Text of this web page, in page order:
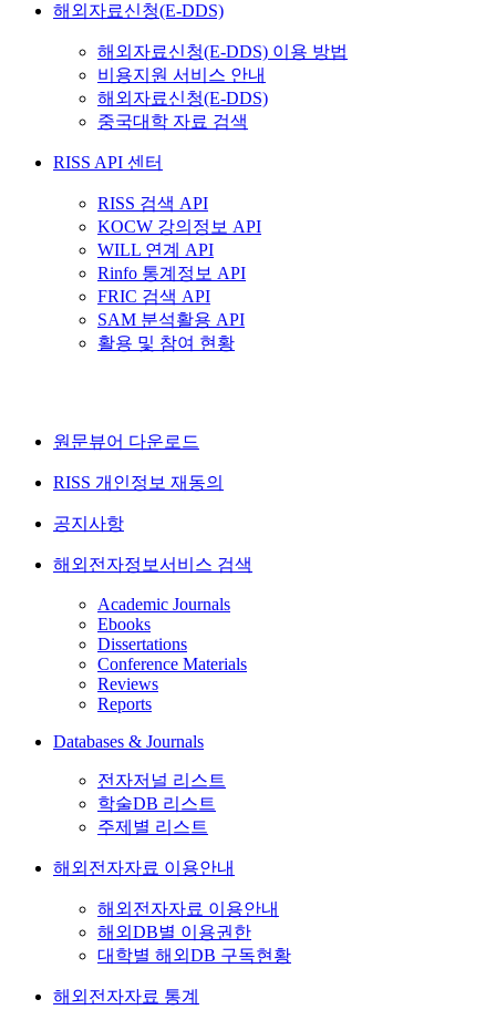
해외자료신청(E-DDS)
해외자료신청(E-DDS) 이용 방법
비용지원 서비스 안내
해외자료신청(E-DDS)
중국대학 자료 검색
RISS API 센터
RISS 검색 API
KOCW 강의정보 API
WILL 연계 API
Rinfo 통계정보 API
FRIC 검색 API
SAM 분석활용 API
활용 및 참여 현황
원문뷰어 다운로드
RISS 개인정보 재동의
공지사항
해외전자정보서비스 검색
Academic Journals
Ebooks
Dissertations
Conference Materials
Reviews
Reports
Databases & Journals
전자저널 리스트
학술DB 리스트
주제별 리스트
해외전자자료 이용안내
해외전자자료 이용안내
해외DB별 이용권한
대학별 해외DB 구독현황
해외전자자료 통계